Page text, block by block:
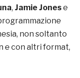
, Jamie Jonese
non soltanto
e con altri format,